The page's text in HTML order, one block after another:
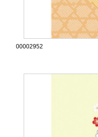
00002952